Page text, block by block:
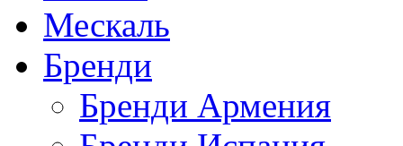
Мескаль
Бренди
Бренди Армения